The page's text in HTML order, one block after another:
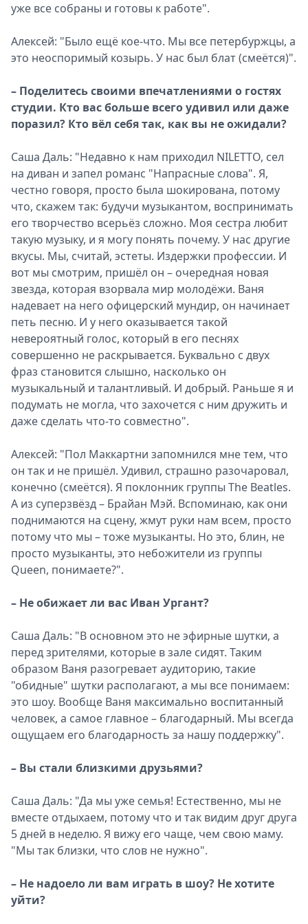
уже все собраны и готовы к работе".
Алексей: "Было ещё кое-что. Мы все петербуржцы, а
это неоспоримый козырь. У нас был блат (смеётся)".
– Поделитесь своими впечатлениями о гостях
студии. Кто вас больше всего удивил или даже
поразил? Кто вёл себя так, как вы не ожидали?
Саша Даль: "Недавно к нам приходил NILETTO, сел
на диван и запел романс "Напрасные слова". Я,
честно говоря, просто была шокирована, потому
что, скажем так: будучи музыкантом, воспринимать
его творчество всерьёз сложно. Моя сестра любит
такую музыку, и я могу понять почему. У нас другие
вкусы. Мы, считай, эстеты. Издержки профессии. И
вот мы смотрим, пришёл он – очередная новая
звезда, которая взорвала мир молодёжи. Ваня
надевает на него офицерский мундир, он начинает
петь песню. И у него оказывается такой
невероятный голос, который в его песнях
совершенно не раскрывается. Буквально с двух
фраз становится слышно, насколько он
музыкальный и талантливый. И добрый. Раньше я и
подумать не могла, что захочется с ним дружить и
даже сделать что-то совместно".
Алексей: "Пол Маккартни запомнился мне тем, что
он так и не пришёл. Удивил, страшно разочаровал,
конечно (смеётся). Я поклонник группы The Beatles.
А из суперзвёзд – Брайан Мэй. Вспоминаю, как они
поднимаются на сцену, жмут руки нам всем, просто
потому что мы – тоже музыканты. Но это, блин, не
просто музыканты, это небожители из группы
Queen, понимаете?".
– Не обижает ли вас Иван Ургант?
Саша Даль: "В основном это не эфирные шутки, а
перед зрителями, которые в зале сидят. Таким
образом Ваня разогревает аудиторию, такие
"обидные" шутки располагают, а мы все понимаем:
это шоу. Вообще Ваня максимально воспитанный
человек, а самое главное – благодарный. Мы всегда
ощущаем его благодарность за нашу поддержку".
– Вы стали близкими друзьями?
Саша Даль: "Да мы уже семья! Естественно, мы не
вместе отдыхаем, потому что и так видим друг друга
5 дней в неделю. Я вижу его чаще, чем свою маму.
"Мы так близки, что слов не нужно".
– Не надоело ли вам играть в шоу? Не хотите
уйти?